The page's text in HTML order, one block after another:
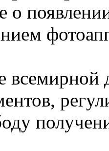
о
всемирной